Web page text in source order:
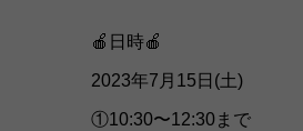
🍎日時🍎
2023年7月15日(土)
①10:30〜12:30まで